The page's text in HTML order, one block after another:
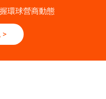
環球營商動態
>